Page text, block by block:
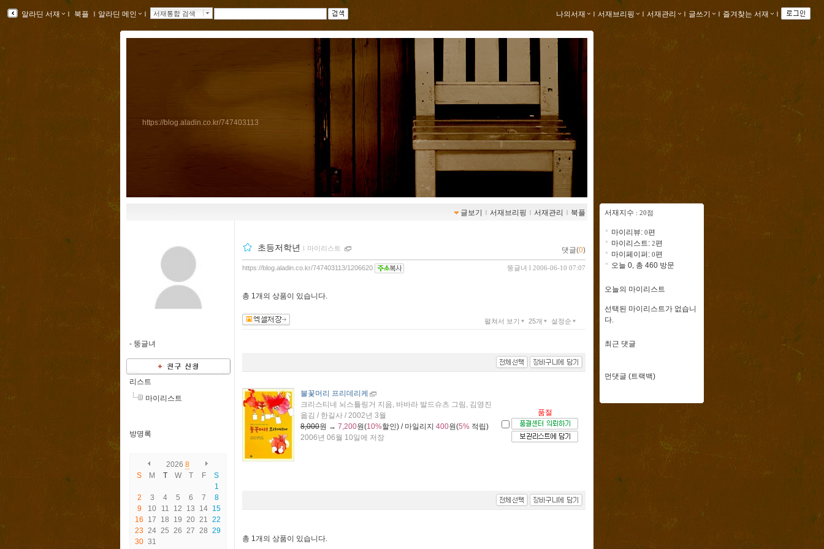
알라딘 서재 ｌ 북플 ｌ 알라딘 메인 ｌ 서재통합 검색 나의서재 ｌ 서재브리핑 ｌ 서재관리 ｌ 글쓰기 ｌ 즐겨찾는 서재 ｌ
https://blog.aladin.co.kr/747403113
글보기 ｌ 서재브리핑 ｌ 서재관리 ｌ 북플
- 뚱글녀
리스트
마이리스트
방명록
2026 8
S
M T W T F
S
1
2
3 4 5 6 7
8
9
10 11 12 13 14 15
16
17 18 19 20 21 22
23 24 25 26 27 28 29
30 31
초등저학년 ｌ 마이리스트 댓글(0)
뚱글녀 l 2006-06-10 07:07
https://blog.aladin.co.kr/747403113/1206620
총 1개 의 상품이 있습니다.
설정순
25개
펼쳐서 보기
불꽃머리 프리데리케
크리스티네 뇌스틀링거 지음, 바바라 발드슈츠 그림, 김영진
옮김 / 한길사 / 2002년 3월
8,000원 → 7,200원(10%할인) / 마일리지 400원(5% 적립)
2006년 06월 10일에 저장
품절
총 1개 의 상품이 있습니다.
서재지수 : 20점
마이리뷰: 0편
마이리스트: 2편
마이페이퍼: 0편
오늘 0, 총 460 방문
오늘의 마이리스트
선택된 마이리스트가 없습니
다.
최근 댓글
먼댓글 (트랙백)